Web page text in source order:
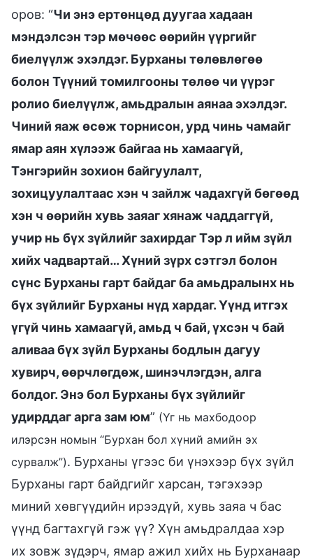
оров: “Чи энэ ертөнцөд дуугаа хадаан
мэндэлсэн тэр мөчөөс өөрийн үүргийг
биелүүлж эхэлдэг. Бурханы төлөвлөгөө
болон Түүний томилгооны төлөө чи үүрэг
ролио биелүүлж, амьдралын аянаа эхэлдэг.
Чиний яаж өсөж торнисон, урд чинь чамайг
ямар аян хүлээж байгаа нь хамаагүй,
Тэнгэрийн зохион байгуулалт,
зохицуулалтаас хэн ч зайлж чадахгүй бөгөөд
хэн ч өөрийн хувь заяаг хянаж чаддаггүй,
учир нь бүх зүйлийг захирдаг Тэр л ийм зүйл
хийх чадвартай… Хүний зүрх сэтгэл болон
сүнс Бурханы гарт байдаг ба амьдралынх нь
бүх зүйлийг Бурханы нүд хардаг. Үүнд итгэх
үгүй чинь хамаагүй, амьд ч бай, үхсэн ч бай
аливаа бүх зүйл Бурханы бодлын дагуу
хувирч, өөрчлөгдөж, шинэчлэгдэн, алга
болдог. Энэ бол Бурханы бүх зүйлийг
удирддаг арга зам юм” (Үг нь махбодоор
илэрсэн номын “Бурхан бол хүний амийн эх
сурвалж”). Бурханы үгээс би үнэхээр бүх зүйл
Бурханы гарт байдгийг харсан, тэгэхээр
миний хөвгүүдийн ирээдүй, хувь заяа ч бас
үүнд багтахгүй гэж үү? Хүн амьдралдаа хэр
их зовж зүдэрч, ямар ажил хийх нь Бурханаар